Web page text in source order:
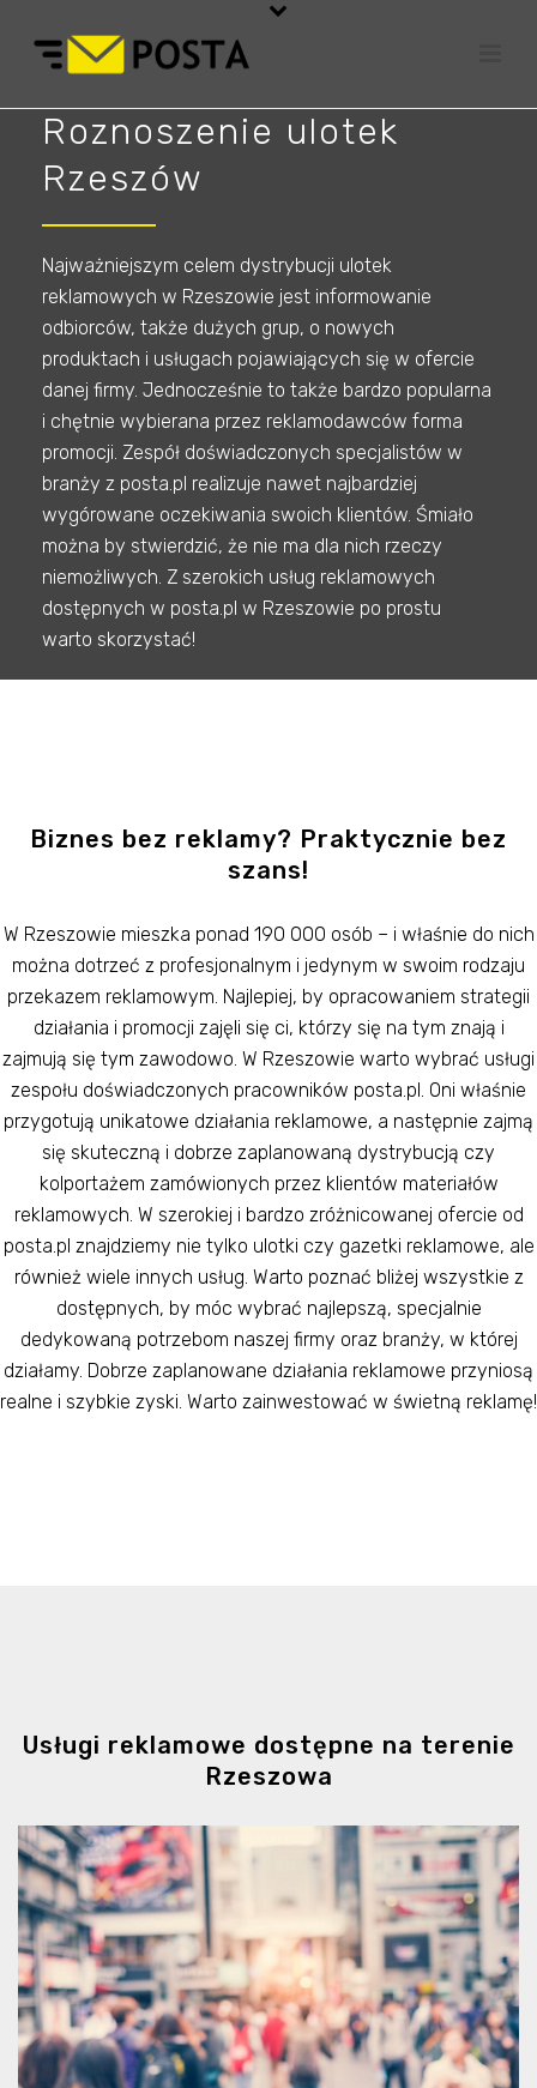
Roznoszenie ulotek
Rzeszów
Najważniejszym celem dystrybucji ulotek
reklamowych w Rzeszowie jest informowanie
odbiorców, także dużych grup, o nowych
produktach i usługach pojawiających się w ofercie
danej firmy. Jednocześnie to także bardzo popularna
i chętnie wybierana przez reklamodawców forma
promocji. Zespół doświadczonych specjalistów w
branży z posta.pl realizuje nawet najbardziej
wygórowane oczekiwania swoich klientów. Śmiało
można by stwierdzić, że nie ma dla nich rzeczy
niemożliwych. Z szerokich usług reklamowych
dostępnych w posta.pl w Rzeszowie po prostu
warto skorzystać!
Biznes bez reklamy? Praktycznie bez
szans!
W Rzeszowie mieszka ponad 190 000 osób – i właśnie do nich
można dotrzeć z profesjonalnym i jedynym w swoim rodzaju
przekazem reklamowym. Najlepiej, by opracowaniem strategii
działania i promocji zajęli się ci, którzy się na tym znają i
zajmują się tym zawodowo. W Rzeszowie warto wybrać usługi
zespołu doświadczonych pracowników posta.pl. Oni właśnie
przygotują unikatowe działania reklamowe, a następnie zajmą
się skuteczną i dobrze zaplanowaną dystrybucją czy
kolportażem zamówionych przez klientów materiałów
reklamowych. W szerokiej i bardzo zróżnicowanej ofercie od
posta.pl znajdziemy nie tylko ulotki czy gazetki reklamowe, ale
również wiele innych usług. Warto poznać bliżej wszystkie z
dostępnych, by móc wybrać najlepszą, specjalnie
dedykowaną potrzebom naszej firmy oraz branży, w której
działamy. Dobrze zaplanowane działania reklamowe przyniosą
realne i szybkie zyski. Warto zainwestować w świetną reklamę!
Usługi reklamowe dostępne na terenie
Rzeszowa